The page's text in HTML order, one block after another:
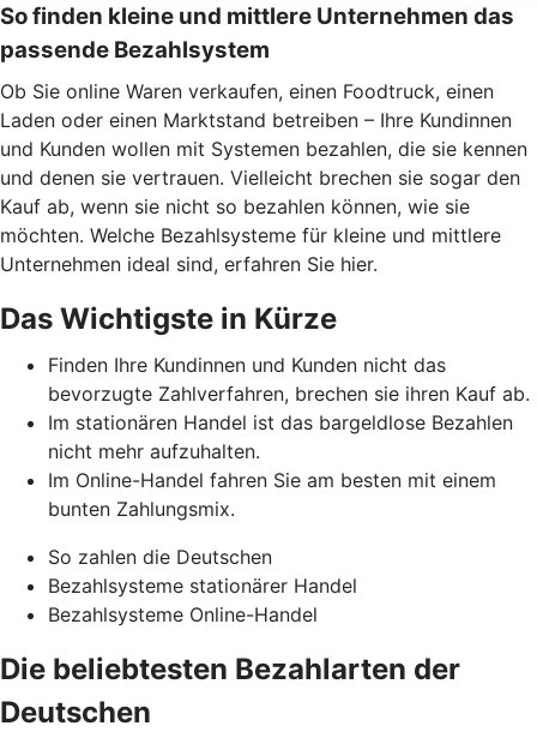
So finden kleine und mittlere Unternehmen das
passende Bezahlsystem
Ob Sie online Waren verkaufen, einen Foodtruck, einen
Laden oder einen Marktstand betreiben – Ihre Kundinnen
und Kunden wollen mit Systemen bezahlen, die sie kennen
und denen sie vertrauen. Vielleicht brechen sie sogar den
Kauf ab, wenn sie nicht so bezahlen können, wie sie
möchten. Welche Bezahlsysteme für kleine und mittlere
Unternehmen ideal sind, erfahren Sie hier.
Das Wichtigste in Kürze
Finden Ihre Kundinnen und Kunden nicht das
bevorzugte Zahlverfahren, brechen sie ihren Kauf ab.
Im stationären Handel ist das bargeldlose Bezahlen
nicht mehr aufzuhalten.
Im Online-Handel fahren Sie am besten mit einem
bunten Zahlungsmix.
So zahlen die Deutschen
Bezahlsysteme stationärer Handel
Bezahlsysteme Online-Handel
Die beliebtesten Bezahlarten der
Deutschen